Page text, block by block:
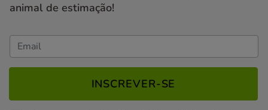
animal de estimação!
INSCREVER-SE